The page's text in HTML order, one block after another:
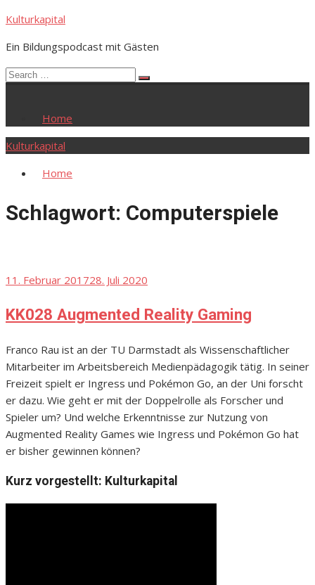
Skip
content
Kulturkapital
Ein Bildungspodcast mit Gästen
Search
Search
Home
Kulturkapital
Home
Schlagwort: Computerspiele
Posted
11. Februar 201728. Juli 2020
KK028 Augmented Reality Gaming
Franco Rau ist an der TU Darmstadt als Wissenschaftlicher
Mitarbeiter im Arbeitsbereich Medienpädagogik tätig. In seiner
Freizeit spielt er Ingress und Pokémon Go, an der Uni forscht
er dazu. Wie geht er mit der Doppelrolle als Forscher und
Spieler um? Und welche Erkenntnisse zur Nutzung von
Augmented Reality Games wie Ingress und Pokémon Go hat
er bisher gewinnen können?
Kurz vorgestellt: Kulturkapital